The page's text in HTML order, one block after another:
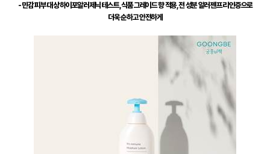
-민감 피부 대상 하이포알러제닉 테스트,식품 그레이드 향 적용,전 성분 알러젠 프리 인증으로
더욱 순하고 안전하게